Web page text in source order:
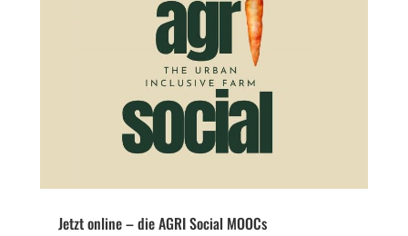
Jetzt online – die AGRI Social MOOCs